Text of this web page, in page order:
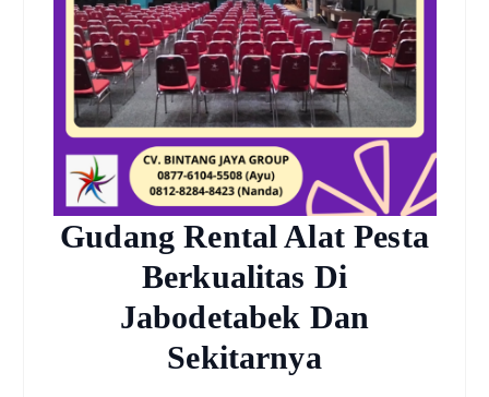
Gudang Rental Alat Pesta
Berkualitas Di
Jabodetabek Dan
Sekitarnya